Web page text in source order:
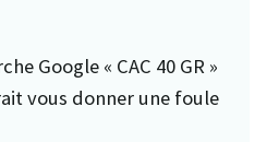
Google « CAC 40 GR »
vous donner une foule